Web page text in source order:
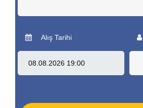
Alış Tarihi